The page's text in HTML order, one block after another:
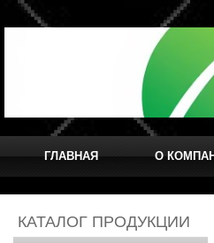
ГЛАВНАЯ О
КАТАЛОГ ПРОДУКЦИИ